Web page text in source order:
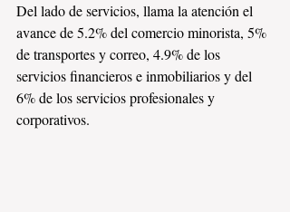
Del lado de servicios, llama la atención el
avance de 5.2% del comercio minorista, 5%
de transportes y correo, 4.9% de los
servicios financieros e inmobiliarios y del
6% de los servicios profesionales y
corporativos.